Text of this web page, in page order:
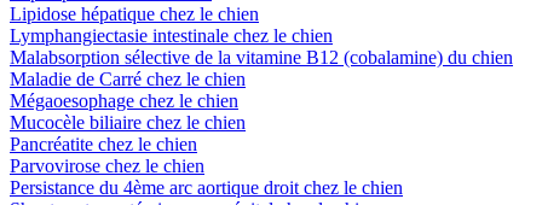
Lipidose hépatique chez le chien
Lymphangiectasie intestinale chez le chien
Malabsorption sélective de la vitamine B12 (cobalamine) du chien
Maladie de Carré chez le chien
Mégaoesophage chez le chien
Mucocèle biliaire chez le chien
Pancréatite chez le chien
Parvovirose chez le chien
Persistance du 4ème arc aortique droit chez le chien